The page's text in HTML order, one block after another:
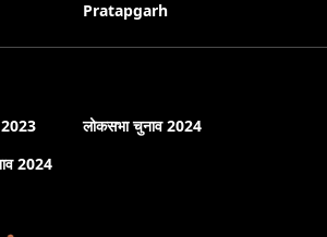
Pratapgarh
2023
लोकसभा चुनाव 2024
2024